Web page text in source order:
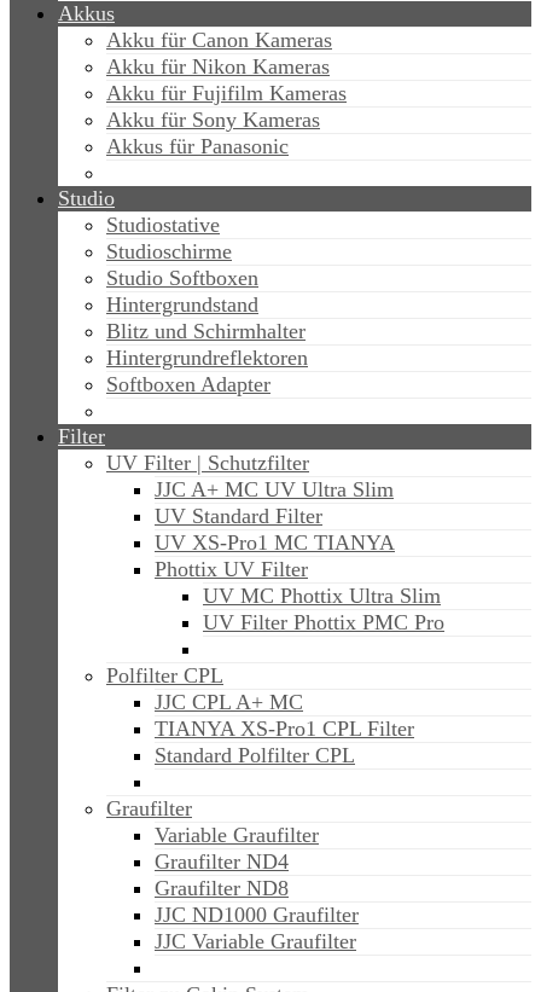
Akkus
Akku für Canon Kameras
Akku für Nikon Kameras
Akku für Fujifilm Kameras
Akku für Sony Kameras
Akkus für Panasonic
Studio
Studiostative
Studioschirme
Studio Softboxen
Hintergrundstand
Blitz und Schirmhalter
Hintergrundreflektoren
Softboxen Adapter
Filter
UV Filter | Schutzfilter
JJC A+ MC UV Ultra Slim
UV Standard Filter
UV XS-Pro1 MC TIANYA
Phottix UV Filter
UV MC Phottix Ultra Slim
UV Filter Phottix PMC Pro
Polfilter CPL
JJC CPL A+ MC
TIANYA XS-Pro1 CPL Filter
Standard Polfilter CPL
Graufilter
Variable Graufilter
Graufilter ND4
Graufilter ND8
JJC ND1000 Graufilter
JJC Variable Graufilter